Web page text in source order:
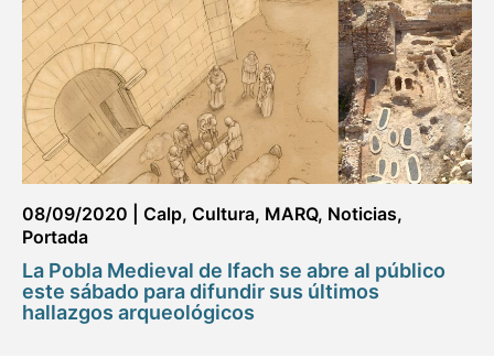
08/09/2020 Calp, Cultura, MARQ, Noticias,
Portada
La Pobla Medieval de Ifach se abre al público
este sábado para difundir sus últimos
hallazgos arqueológicos